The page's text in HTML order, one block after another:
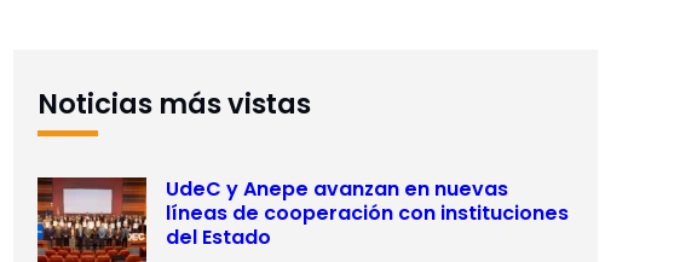
Noticias más vistas
UdeC y Anepe avanzan en nuevas
líneas de cooperación con instituciones
del Estado